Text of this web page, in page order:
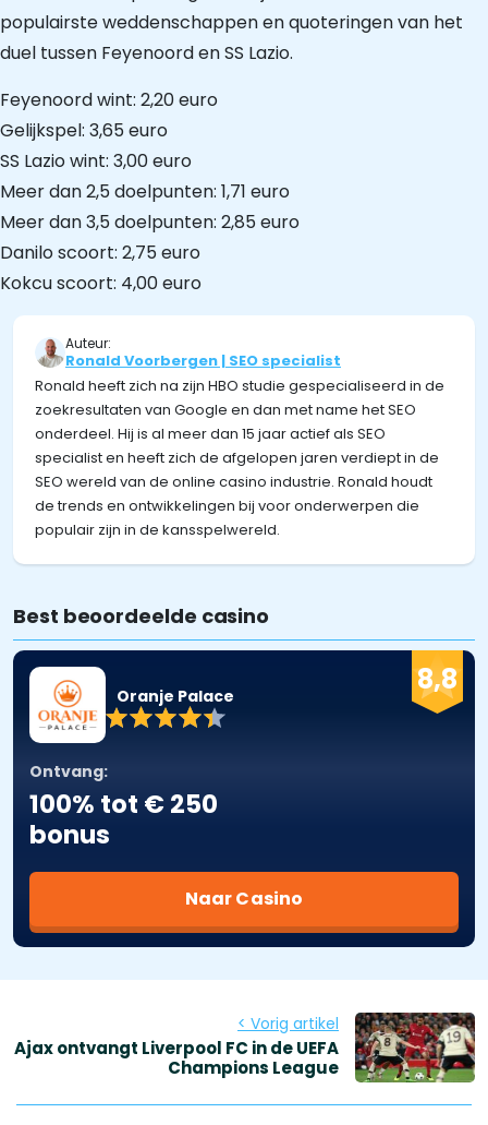
populairste weddenschappen en quoteringen van het
duel tussen Feyenoord en SS Lazio.
Feyenoord wint: 2,20 euro
Gelijkspel: 3,65 euro
SS Lazio wint: 3,00 euro
Meer dan 2,5 doelpunten: 1,71 euro
Meer dan 3,5 doelpunten: 2,85 euro
Danilo scoort: 2,75 euro
Kokcu scoort: 4,00 euro
Auteur:
Ronald Voorbergen | SEO specialist
Ronald heeft zich na zijn HBO studie gespecialiseerd in de
zoekresultaten van Google en dan met name het SEO
onderdeel. Hij is al meer dan 15 jaar actief als SEO
specialist en heeft zich de afgelopen jaren verdiept in de
SEO wereld van de online casino industrie. Ronald houdt
de trends en ontwikkelingen bij voor onderwerpen die
populair zijn in de kansspelwereld.
Best beoordeelde casino
8,8
Oranje Palace
Ontvang:
100% tot € 250
bonus
Naar Casino
< Vorig artikel
Ajax ontvangt Liverpool FC in de UEFA
Champions League